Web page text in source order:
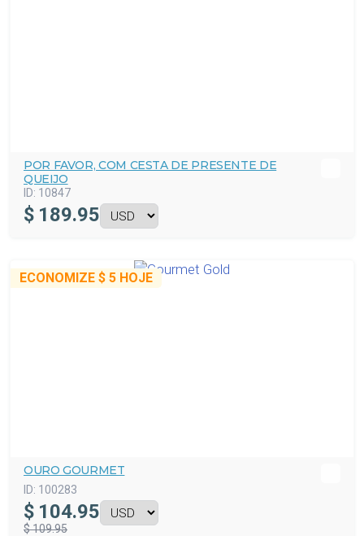
POR FAVOR, COM CESTA DE PRESENTE DE
QUEIJO
ID: 10847
$ 189.95
ECONOMIZE $ 5 HOJE
OURO GOURMET
ID: 100283
$ 104.95
$ 109.95